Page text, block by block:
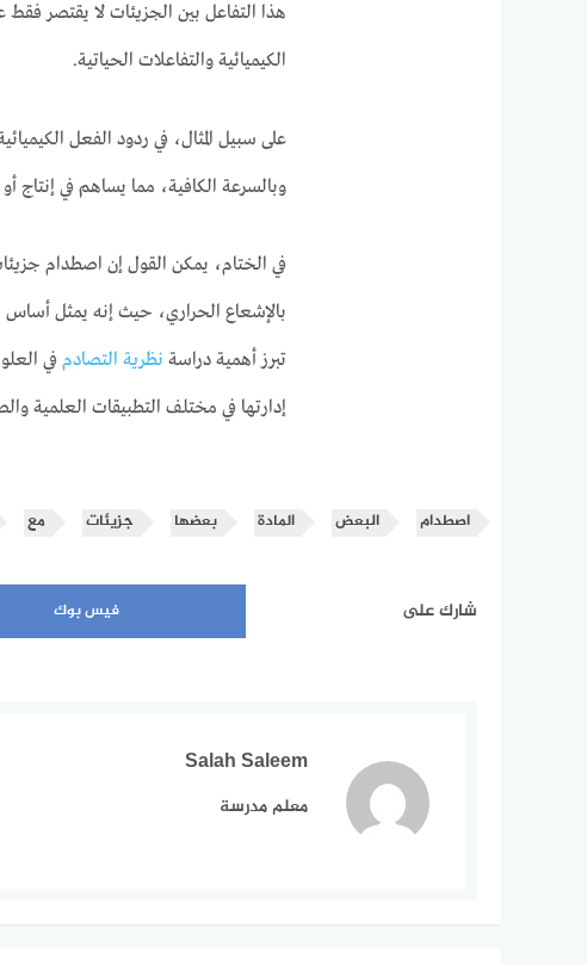
هذا التفاعل بين الجزيئات لا يقتصر فقط
الكيميائية والتفاعلات الحياتية.
على سبيل المثال، في ردود الفعل
وبالسرعة الكافية، مما يساهم في إنتاج
في الختام، يمكن القول إن اصطدام
بالإشعاع الحراري، حيث إنه يمثل أساس
تبرز أهمية دراسة نظرية التصادمفي
إدارتها في مختلف التطبيقات العلمية
اصطدام البعض المادة بعضها جزيئات مع
شارك على فيس بوك
Salah Saleem
معلم مدرسة